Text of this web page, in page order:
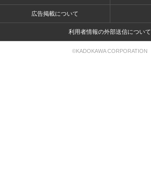
広告掲載について
利用者情報の外部送信について
©KADOKAWA CORPORATION